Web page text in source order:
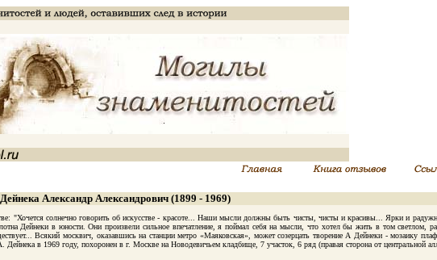
Дейнека Александр Александрович (1899 - 1969)
"Хочется солнечно говорить об искусстве - красоте... Наши мысли должны быть чисты, чисты и красивы... Ярки и
Дейнеки в юности. Они произвели сильное впечатление, я поймал себя на мысли, что хотел бы жить в том светлом,
Всякий москвич, оказавшись на станции метро «Маяковская», может созерцать творение А Дейнеки - мозаику
в 1969 году, похоронен в г. Москве на Новодевичьем кладбище, 7 участок, 6 ряд (правая сторона от центральной